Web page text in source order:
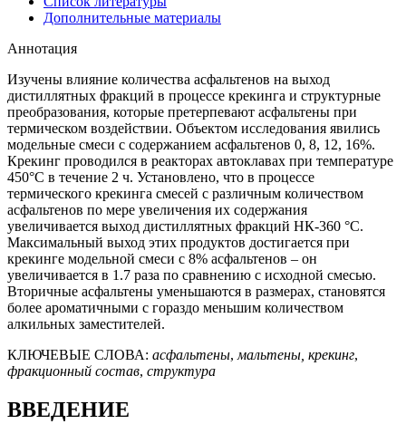
Дополнительные материалы
Аннотация
Изучены влияние количества асфальтенов на выход
дистиллятных фракций в процессе крекинга и структурные
преобразования, которые претерпевают асфальтены при
термическом воздействии. Объектом исследования явились
модельные смеси с содержанием асфальтенов 0, 8, 12, 16%.
Крекинг проводился в реакторах автоклавах при температуре
450°С в течение 2 ч. Установлено, что в процессе
термического крекинга смесей с различным количеством
асфальтенов по мере увеличения их содержания
увеличивается выход дистиллятных фракций НК-360 °С.
Максимальный выход этих продуктов достигается при
крекинге модельной смеси с 8% асфальтенов – он
увеличивается в 1.7 раза по сравнению с исходной смесью.
Вторичные асфальтены уменьшаются в размерах, становятся
более ароматичными с гораздо меньшим количеством
алкильных заместителей.
КЛЮЧЕВЫЕ СЛОВА: асфальтены, мальтены, крекинг,
фракционный состав, структура
ВВЕДЕНИЕ